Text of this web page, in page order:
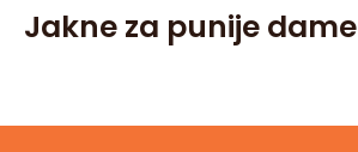
Jakne za punije dame